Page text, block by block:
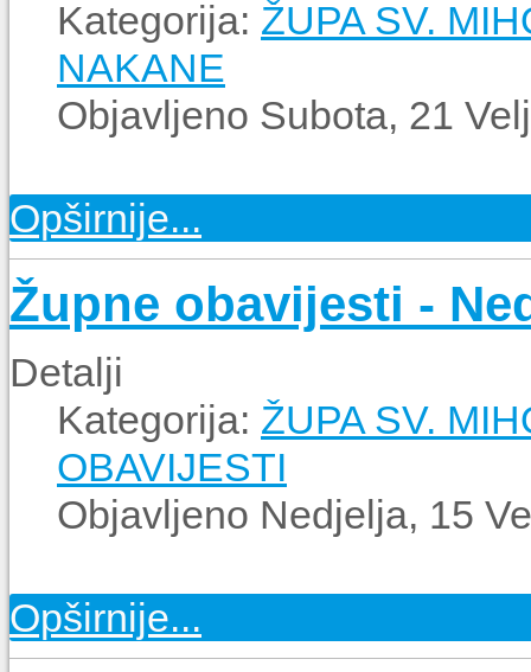
Kategorija: ŽUPA SV.
NAKANE
Objavljeno Subota, 21
Opširnije...
Župne obavijesti -
Detalji
Kategorija: ŽUPA SV.
OBAVIJESTI
Objavljeno Nedjelja, 15
Opširnije...